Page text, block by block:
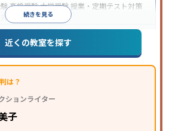
続きを見る
高校受験大学受験 授業・定期テスト対策
策
学習習慣の定着
制度あり授業の振替可能オンライン対応
ら受講可能季節講習のみの受講可
高学年の個別指導塾アンケート調査方法を参
近くの教室を探す
は？
ションライター
子